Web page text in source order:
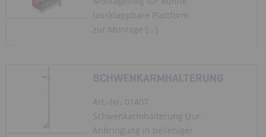
(ausklappbare Plattform
zur Montage [...]
SCHWENKARMHALTERUNG
Art.-Nr. 01407
Schwenkarmhalterung (zur
Anbringung in beliebiger